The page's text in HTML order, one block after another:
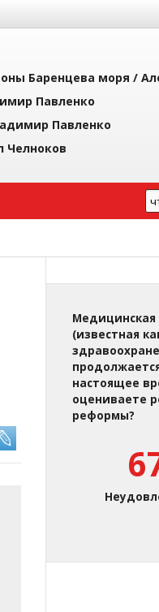
Баренцева моря /
Павленко
Павленко
Челноков
Медицинская
(известная
настоящее
оцениваете
реформы?